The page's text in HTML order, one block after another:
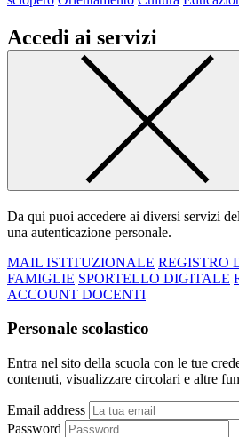
Accedi ai servizi
Da qui puoi accedere ai diversi servizi
una autenticazione personale.
MAIL ISTITUZIONALE REGISTRO
FAMIGLIE SPORTELLO DIGITALE
ACCOUNT DOCENTI
Personale scolastico
Entra nel sito della scuola con le tue
contenuti, visualizzare circolari e altre
Email address
Password